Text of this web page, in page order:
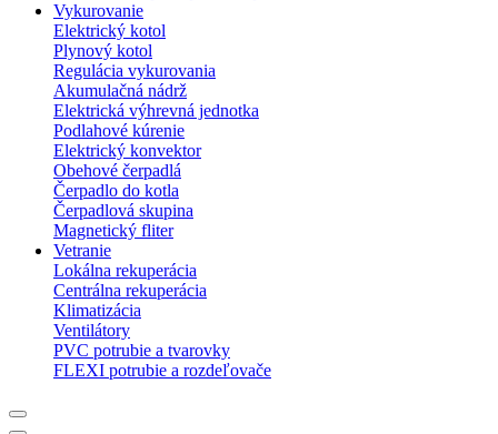
Vykurovanie
Elektrický kotol
Plynový kotol
Regulácia vykurovania
Akumulačná nádrž
Elektrická výhrevná jednotka
Podlahové kúrenie
Elektrický konvektor
Obehové čerpadlá
Čerpadlo do kotla
Čerpadlová skupina
Magnetický fliter
Vetranie
Lokálna rekuperácia
Centrálna rekuperácia
Klimatizácia
Ventilátory
PVC potrubie a tvarovky
FLEXI potrubie a rozdeľovače